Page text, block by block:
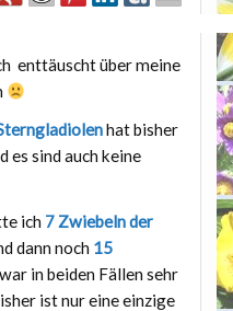
enttäuscht über meine
hat bisher
es sind auch keine
ich 7 Zwiebeln der
dann noch 15
in beiden Fällen sehr
ist nur eine einzige